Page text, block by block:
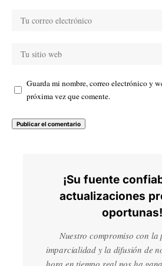
Guarda mi nombre, correo electrónico y
próxima vez que comente.
¡Su fuente
actualizaciones
oportunas!
Nuestro compromiso con la
imparcialidad y la difusión de